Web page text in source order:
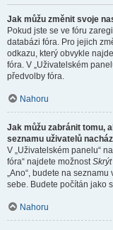
Jak můžu změnit svoje
Pokud jste se ve fóru
databázi fóra. Pro jejich
odkazu, který obvykle
fóra. V „Uživatelském
předvolby fóra.
Nahoru
Jak můžu zabránit tomu,
seznamu uživatelů
V „Uživatelském panelu“
fóra“ najdete možnost
„Ano“, budete na
sebe. Budete počítán jako
Nahoru